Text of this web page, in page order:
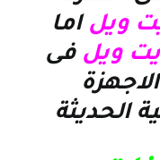
ويل اما
ويل فى
الحديثة